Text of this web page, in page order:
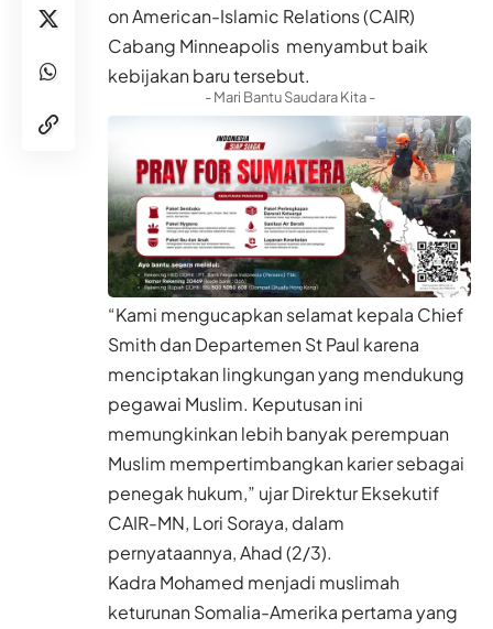
on American-Islamic Relations (CAIR)
Cabang Minneapolis menyambut baik
kebijakan baru tersebut.
- Mari Bantu Saudara Kita -
“Kami mengucapkan selamat kepala Chief
Smith dan Departemen St Paul karena
menciptakan lingkungan yang mendukung
pegawai Muslim. Keputusan ini
memungkinkan lebih banyak perempuan
Muslim mempertimbangkan karier sebagai
penegak hukum,” ujar Direktur Eksekutif
CAIR-MN, Lori Soraya, dalam
pernyataannya, Ahad (2/3).
Kadra Mohamed menjadi muslimah
keturunan Somalia-Amerika pertama yang